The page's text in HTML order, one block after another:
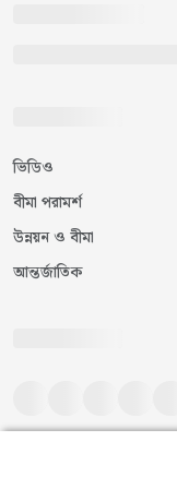
ভিডিও
বীমা পরামর্শ
উন্নয়ন ও বীমা
আন্তর্জাতিক